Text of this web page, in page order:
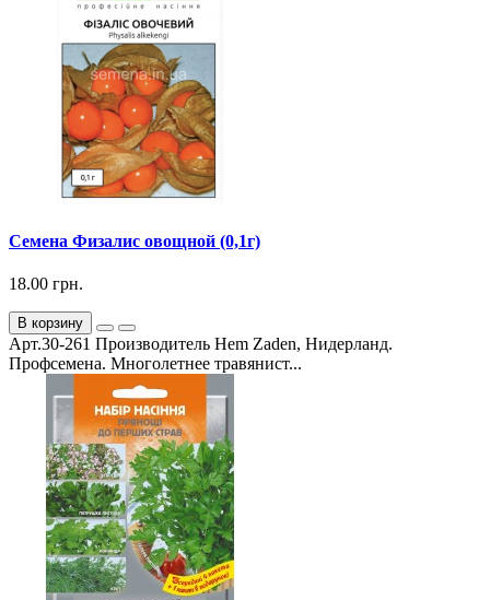
Семена Физалис овощной (0,1г)
18.00 грн.
В корзину
Арт.30-261 Производитель Hem Zaden, Нидерланд.
Профсемена. Многолетнее травянист...